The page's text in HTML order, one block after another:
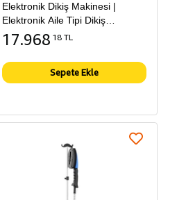
Elektronik Dikiş Makinesi |
Elektronik Aile Tipi Dikiş
Makinesi
17.968 18 TL
Sepete Ekle